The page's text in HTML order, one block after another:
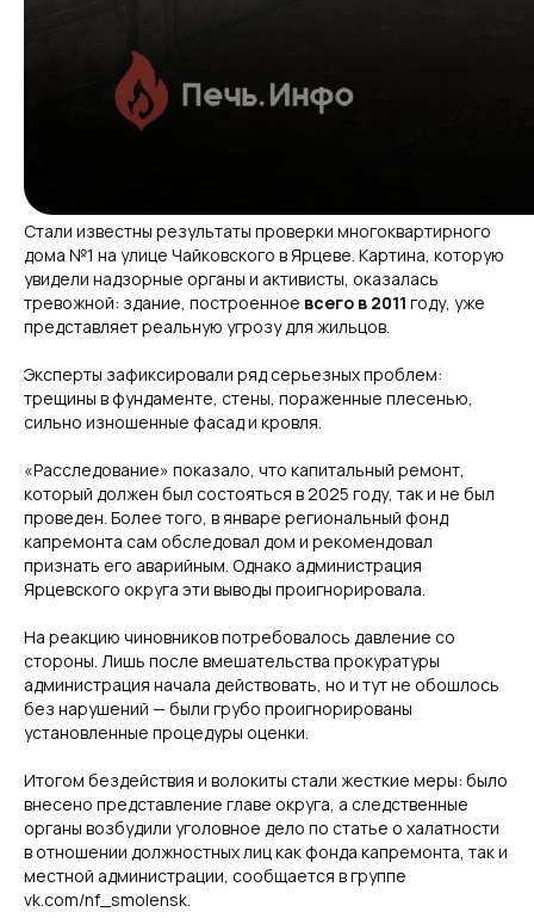
Стали известны результаты проверки многоквартирного
дома №1 на улице Чайковского в Ярцеве. Картина, которую
увидели надзорные органы и активисты, оказалась
тревожной: здание, построенное всего в 2011 году, уже
представляет реальную угрозу для жильцов.
Эксперты зафиксировали ряд серьезных проблем:
трещины в фундаменте, стены, пораженные плесенью,
сильно изношенные фасад и кровля.
«Расследование» показало, что капитальный ремонт,
который должен был состояться в 2025 году, так и не был
проведен. Более того, в январе региональный фонд
капремонта сам обследовал дом и рекомендовал
признать его аварийным. Однако администрация
Ярцевского округа эти выводы проигнорировала.
На реакцию чиновников потребовалось давление со
стороны. Лишь после вмешательства прокуратуры
администрация начала действовать, но и тут не обошлось
без нарушений — были грубо проигнорированы
установленные процедуры оценки.
Итогом бездействия и волокиты стали жесткие меры: было
внесено представление главе округа, а следственные
органы возбудили уголовное дело по статье о халатности
в отношении должностных лиц как фонда капремонта, так и
местной администрации, сообщается в группе
vk.com/nf_smolensk.
Свежие новости с жару — честно и по делу!
Добро пожаловать на кухню актуальных новостей!
Новости
Происшествия
Общество
Экономика
Политика
Подборки
Смоленск
Россия
Мир
Видеоблог